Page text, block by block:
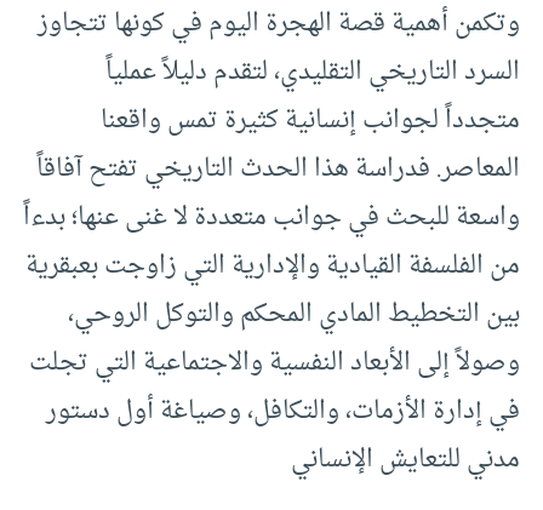
وتكمن أهمية قصة الهجرة اليوم في كونها تتجاوز
السرد التاريخي التقليدي، لتقدم دليلاً عملياً
متجدداً لجوانب إنسانية كثيرة تمس واقعنا
المعاصر. فدراسة هذا الحدث التاريخي تفتح آفاقاً
واسعة للبحث في جوانب متعددة لا غنى عنها؛ بدءاً
من الفلسفة القيادية والإدارية التي زاوجت بعبقرية
بين التخطيط المادي المحكم والتوكل الروحي،
وصولاً إلى الأبعاد النفسية والاجتماعية التي تجلت
في إدارة الأزمات، والتكافل، وصياغة أول دستور
مدني للتعايش الإنساني